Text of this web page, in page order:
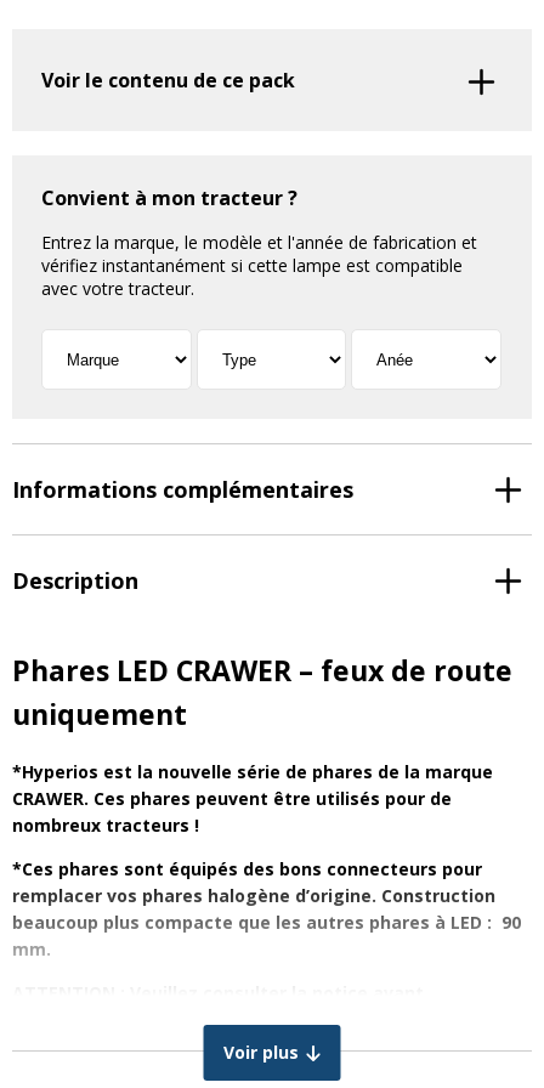
Voir le contenu de ce pack
Convient à mon tracteur ?
Entrez la marque, le modèle et l'année de fabrication et
vérifiez instantanément si cette lampe est compatible
avec votre tracteur.
Informations complémentaires
Description
Phares LED CRAWER – feux de route
uniquement
*Hyperios est la nouvelle série de phares de la marque
CRAWER. Ces phares peuvent être utilisés pour de
nombreux tracteurs !
*Ces phares sont équipés des bons connecteurs pour
remplacer vos phares halogène d’origine. Construction
beaucoup plus compacte que les autres phares à LED : 90
mm.
d’entreprendre l’installation des phares :
d’installation phare Hyperios
Voir plus